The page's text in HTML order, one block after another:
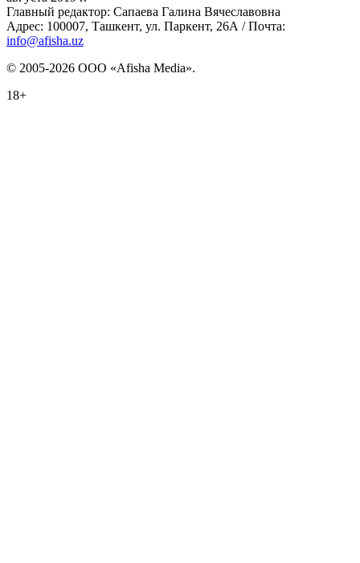
Главный редактор: Сапаева Галина Вячеславовна
Адрес: 100007, Ташкент, ул. Паркент, 26А / Почта:
info@afisha.uz
© 2005-2026 ООО «Afisha Media».
18+